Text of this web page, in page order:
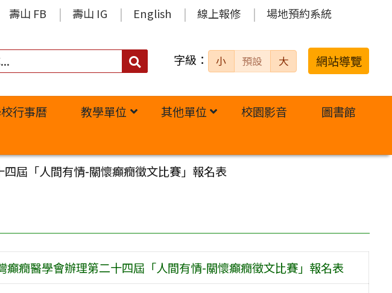
壽山 FB 壽山 IG English 線上報修 場地預約系統
搜
字級： 小 預設 大 網站導覽
行事曆 教學單位 其他單位 校園影音
圖書館
屆「人間有情-關懷癲癇徵文比賽」報名表
癲癇醫學會辦理第二十四屆「人間有情-關懷癲癇徵文比賽」報名表